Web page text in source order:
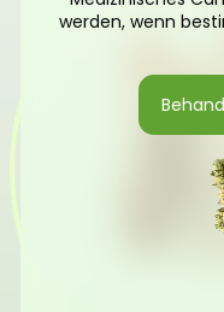
werden, wenn